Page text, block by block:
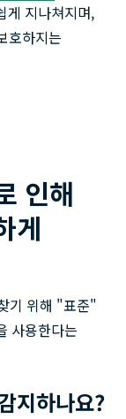
게 지나쳐지며,
호하지는
인해
게
기 위해 "표준"
사용한다는
지하나요?